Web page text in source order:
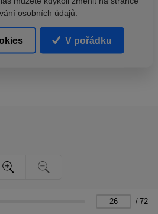
/ 72
osobních údajů.
V pořádku